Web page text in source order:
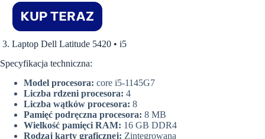
3. Laptop Dell Latitude 5420 • i5
Specyfikacja techniczna:
Model procesora: core i5-1145G7
Liczba rdzeni procesora: 4
Liczba wątków procesora: 8
Pamięć podręczna procesora: 8 MB
Wielkość pamięci RAM: 16 GB DDR4
Rodzaj karty graficznej: Zintegrowana